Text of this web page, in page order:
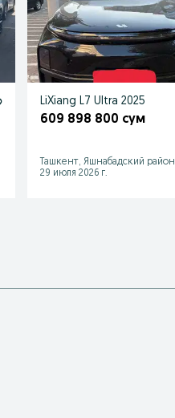
LiXiang L7 Ultra 2025
609 898 800 сум
Ташкент, Яшнабадский район
29 июля 2026 г.